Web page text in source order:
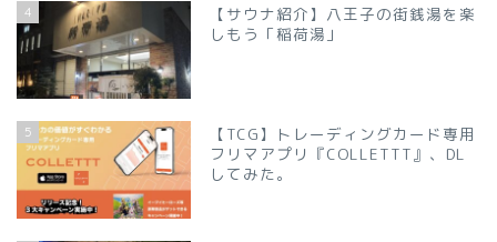
4
【サウナ紹介】八王子の街銭湯を楽
しもう「稲荷湯」
5
【TCG】トレーディングカード専用
フリマアプリ『COLLETTT』、DL
してみた。